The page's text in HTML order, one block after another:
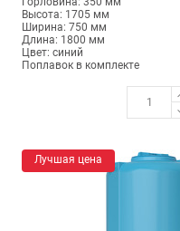
Высота: 1705 мм
Ширина: 750 мм
Длина: 1800 мм
Цвет: синий
Поплавок в комплекте
Лучшая цена